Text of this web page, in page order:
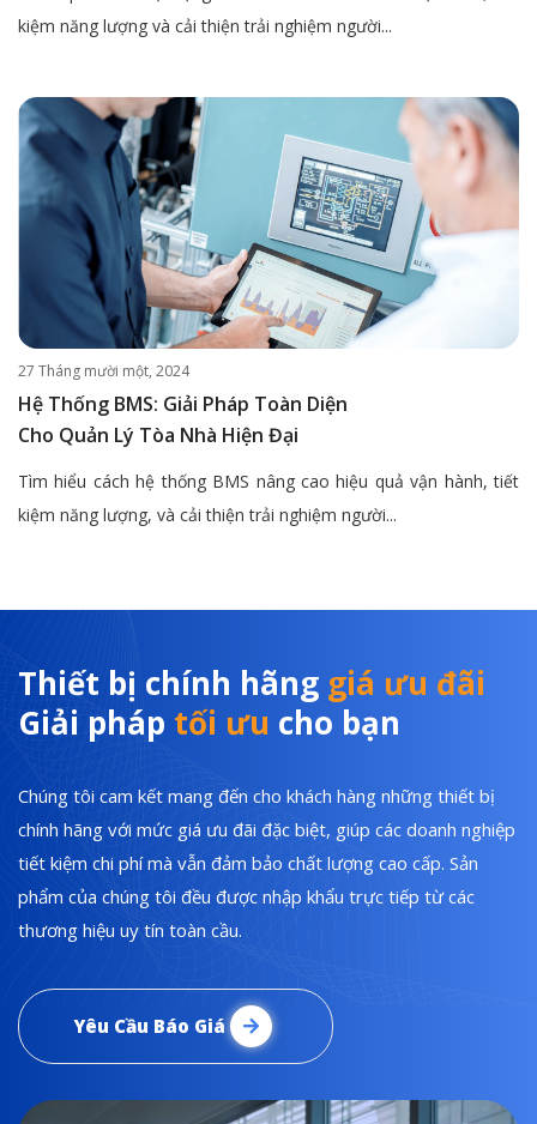
kiệm năng lượng và cải thiện trải nghiệm người...
27 Tháng mười một, 2024
Hệ Thống BMS: Giải Pháp Toàn Diện
Cho Quản Lý Tòa Nhà Hiện Đại
Tìm hiểu cách hệ thống BMS nâng cao hiệu quả vận hành, tiết
kiệm năng lượng, và cải thiện trải nghiệm người...
Thiết bị chính hãng giá ưu đãi
Giải pháp tối ưu cho bạn
Chúng tôi cam kết mang đến cho khách hàng những thiết bị
chính hãng với mức giá ưu đãi đặc biệt, giúp các doanh nghiệp
tiết kiệm chi phí mà vẫn đảm bảo chất lượng cao cấp. Sản
phẩm của chúng tôi đều được nhập khẩu trực tiếp từ các
thương hiệu uy tín toàn cầu.
Yêu Cầu Báo Giá